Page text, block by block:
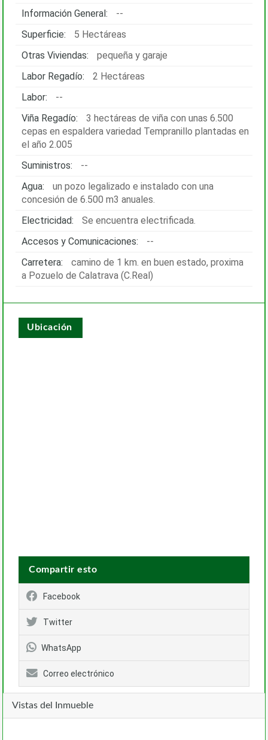
Información General:
--
Superficie:
5 Hectáreas
Otras Viviendas:
pequeña y garaje
Labor Regadío:
2 Hectáreas
Labor:
--
Viña Regadío:
3 hectáreas de viña con unas 6.500
cepas en espaldera variedad Tempranillo plantadas en
el año 2.005
Suministros:
--
Agua:
un pozo legalizado e instalado con una
concesión de 6.500 m3 anuales.
Electricidad:
Se encuentra electrificada.
Accesos y Comunicaciones:
--
Carretera:
camino de 1 km. en buen estado, proxima
a Pozuelo de Calatrava (C.Real)
Ubicación
Compartir esto
Facebook
Twitter
WhatsApp
Correo electrónico
Vistas del Inmueble